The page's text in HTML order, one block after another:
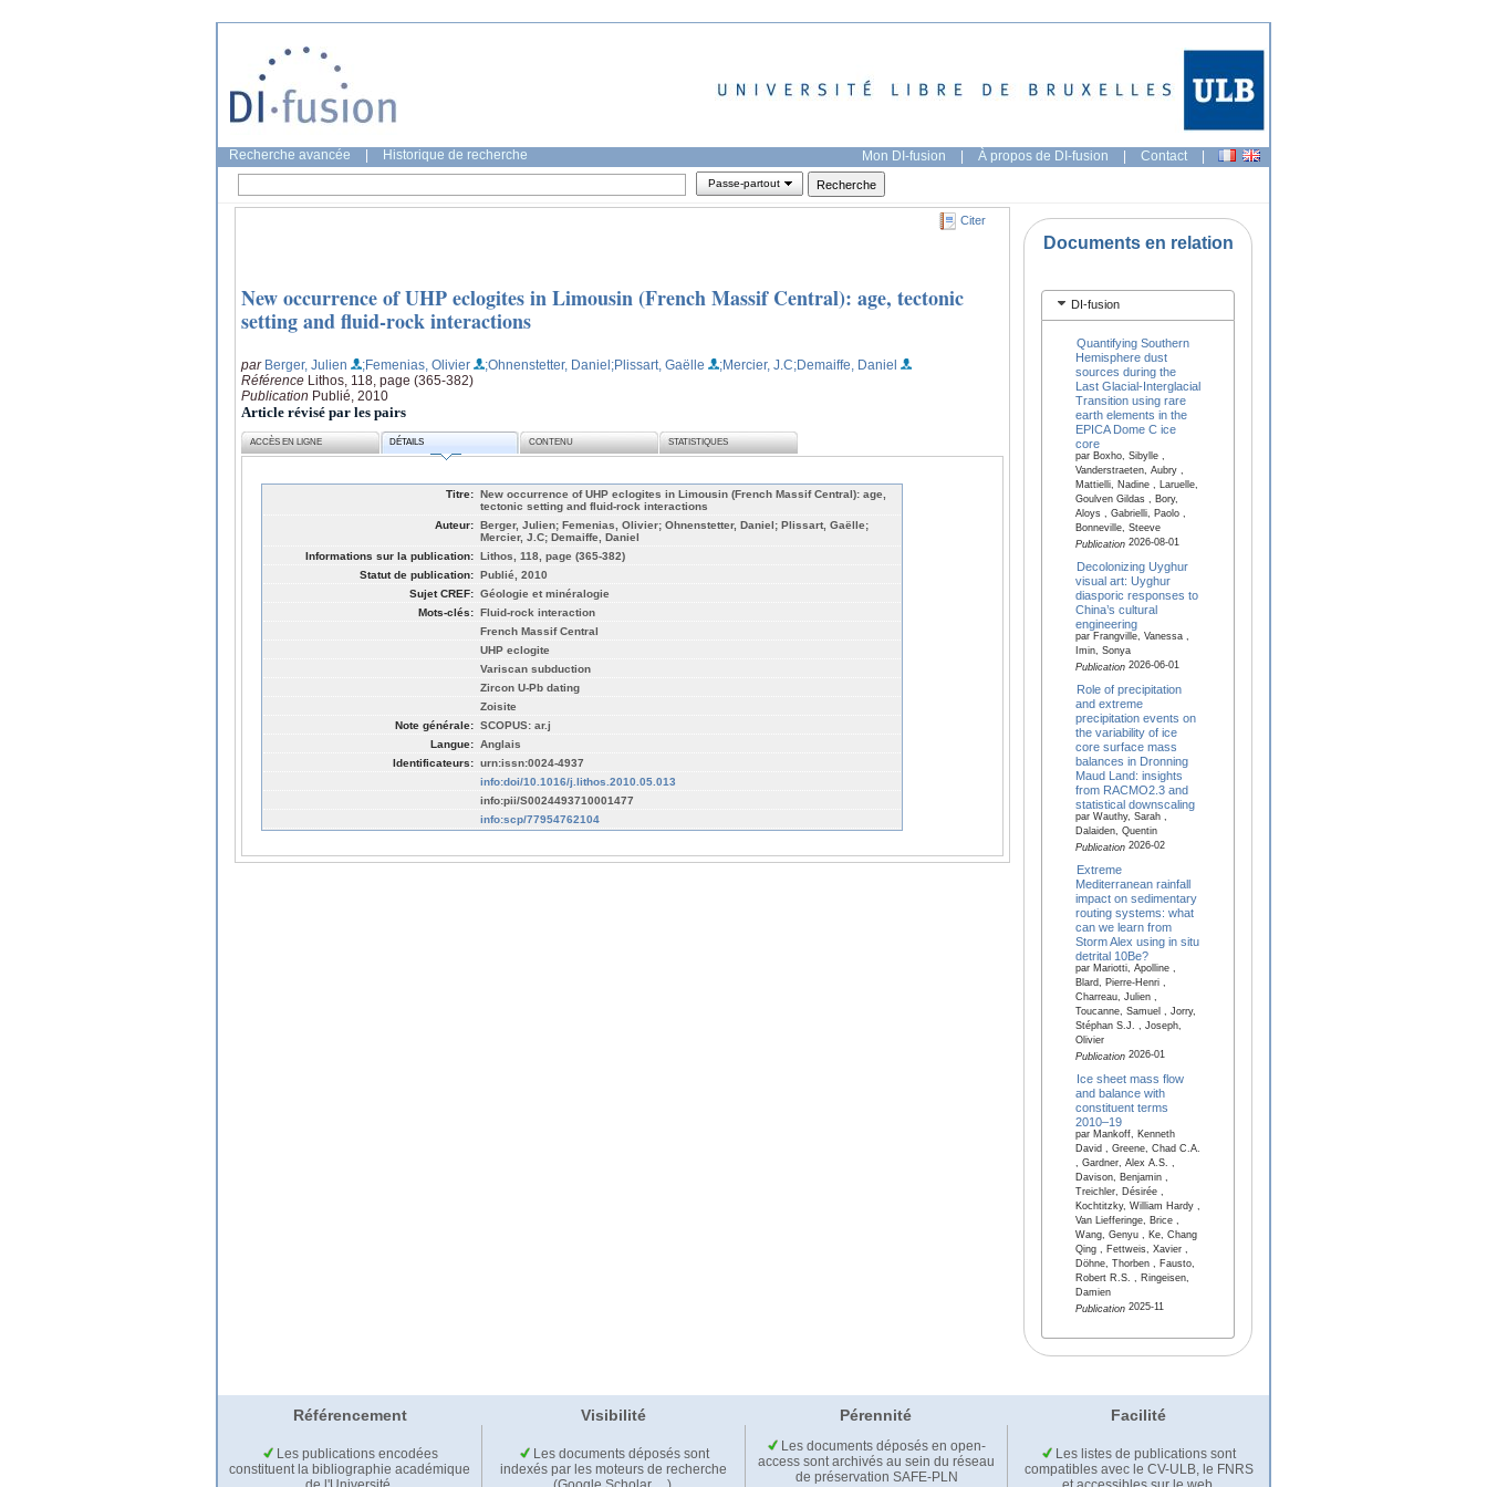
Recherche avancée Historique de recherche Mon DI-fusion | À propos de DI-fusion | Contact |
Passe-partout
Citer
New occurrence of UHP eclogites in Limousin (French Massif Central): age, tectonic
setting and fluid-rock interactions
par Berger, Julien ;Femenias, Olivier ;Ohnenstetter, Daniel;Plissart, Gaëlle ;Mercier, J.C;Demaiffe, Daniel
Référence Lithos, 118, page (365-382)
Publication Publié, 2010
Article révisé par les pairs
ACCÈS EN LIGNE DÉTAILS CONTENU STATISTIQUES
Titre: New occurrence of UHP eclogites in Limousin (French Massif Central): age,
tectonic setting and fluid-rock interactions
Auteur: Berger, Julien; Femenias, Olivier; Ohnenstetter, Daniel; Plissart, Gaëlle;
Mercier, J.C; Demaiffe, Daniel
Informations sur la publication: Lithos, 118, page (365-382)
Statut de publication: Publié, 2010
Sujet CREF: Géologie et minéralogie
Mots-clés: Fluid-rock interaction
French Massif Central
UHP eclogite
Variscan subduction
Zircon U-Pb dating
Zoisite
Note générale: SCOPUS: ar.j
Langue: Anglais
Identificateurs: urn:issn:0024-4937
info:doi/10.1016/j.lithos.2010.05.013
info:pii/S0024493710001477
info:scp/77954762104
Documents en relation
DI-fusion
Quantifying Southern
Hemisphere dust
sources during the
Last Glacial-Interglacial
Transition using rare
earth elements in the
EPICA Dome C ice
core
par Boxho, Sibylle ,
Vanderstraeten, Aubry ,
Mattielli, Nadine , Laruelle,
Goulven Gildas , Bory,
Aloys , Gabrielli, Paolo ,
Bonneville, Steeve
Publication2026-08-01
Decolonizing Uyghur
visual art: Uyghur
diasporic responses to
China’s cultural
engineering
par Frangville, Vanessa ,
Imin, Sonya
Publication2026-06-01
Role of precipitation
and extreme
precipitation events on
the variability of ice
core surface mass
balances in Dronning
Maud Land: insights
from RACMO2.3 and
statistical downscaling
par Wauthy, Sarah ,
Dalaiden, Quentin
Publication2026-02
Extreme
Mediterranean rainfall
impact on sedimentary
routing systems: what
can we learn from
Storm Alex using in situ
detrital 10Be?
par Mariotti, Apolline ,
Blard, Pierre-Henri ,
Charreau, Julien ,
Toucanne, Samuel , Jorry,
Stéphan S.J. , Joseph,
Olivier
Publication2026-01
Ice sheet mass flow
and balance with
constituent terms
2010–19
par Mankoff, Kenneth
David , Greene, Chad C.A.
, Gardner, Alex A.S. ,
Davison, Benjamin ,
Treichler, Désirée ,
Kochtitzky, William Hardy ,
Van Liefferinge, Brice ,
Wang, Genyu , Ke, Chang
Qing , Fettweis, Xavier ,
Döhne, Thorben , Fausto,
Robert R.S. , Ringeisen,
Damien
Publication2025-11
Référencement Visibilité Pérennité Facilité
Les publications encodées
constituent la bibliographie académique
Les documents déposés sont
indexés par les moteurs de recherche
Les documents déposés en open-
access sont archivés au sein du réseau
de préservation SAFE-PLN
Les listes de publications sont
compatibles avec le CV-ULB, le FNRS